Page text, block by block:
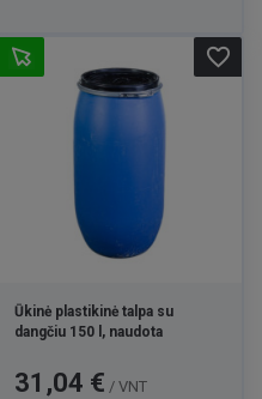
Ūkinė plastikinė talpa su
dangčiu 150 l, naudota
Kaina
31,04 € / VNT
favorite_border